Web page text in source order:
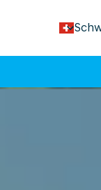
keyboard_arrow_down